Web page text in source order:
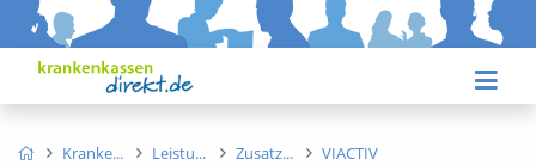
Kranke Leistu Zusatz VIACTIV